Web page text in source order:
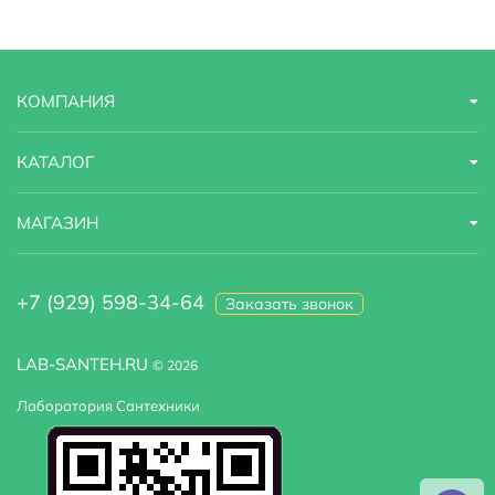
Управление
Страна бренда
Радио есть
Оснащение полки
Габариты 120x90x220
Зеркало установка по желанию
Турецкая баня есть, уже установлена
LAB-SANTEH.RU © 2026
Лаборатория Сантехники
КОМПАНИЯ
КАТАЛОГ
МАГАЗИН
+7 (929) 598-34-64 Заказать звонок